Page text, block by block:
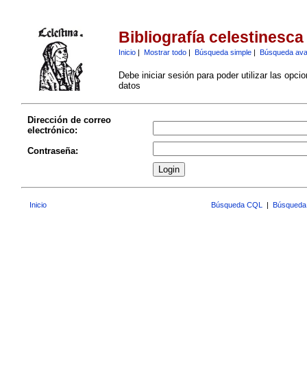
Bibliografía celestinesca
Inicio| Mostrar todo| Búsqueda simple| Búsqueda
Debe iniciar sesión para poder utilizar las
datos
Dirección de correo
electrónico:
Contraseña:
Inicio Búsqueda CQL |